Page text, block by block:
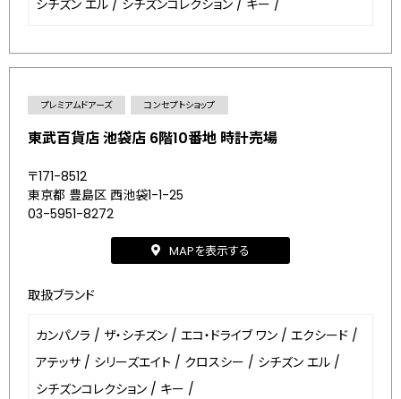
シチズン エル / シチズンコレクション / キー /
プレミアムドアーズ コンセプトショップ
東武百貨店 池袋店 6階10番地 時計売場
〒171-8512
東京都 豊島区 西池袋1-1-25
03-5951-8272
MAPを表示する
取扱ブランド
カンパノラ / ザ・シチズン / エコ・ドライブ ワン / エクシード /
アテッサ / シリーズエイト / クロスシー / シチズン エル /
シチズンコレクション / キー /